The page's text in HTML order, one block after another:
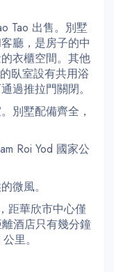
Tao 出售。別墅
廳，是房子的中
衣櫃空間。其他
臥室設有共用浴
過推拉門關閉。
別墅配備齊全，
Roi Yod 國家公
微風。
距華欣市中心僅
酒店只有幾分鐘
里。